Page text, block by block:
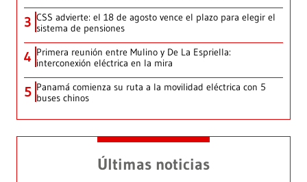
3 CSS advierte: el 18 de agosto vence el plazo para elegir el
sistema de pensiones
4 Primera reunión entre Mulino y De La Espriella:
interconexión eléctrica en la mira
5 Panamá comienza su ruta a la movilidad eléctrica con 5
buses chinos
Últimas noticias